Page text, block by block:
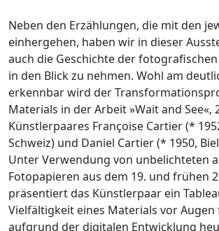
Neben den Erzählungen, die mit den
einhergehen, haben wir in dieser
auch die Geschichte der
in den Blick zu nehmen. Wohl am
erkennbar wird der
Materials in der Arbeit »Wait and See«,
Künstlerpaares Françoise Cartier (*
Schweiz) und Daniel Cartier (* 1950,
Unter Verwendung von unbelichteten
Fotopapieren aus dem 19. und frühen
präsentiert das Künstlerpaar ein
Vielfältigkeit eines Materials vor Augen
aufgrund der digitalen Entwicklung